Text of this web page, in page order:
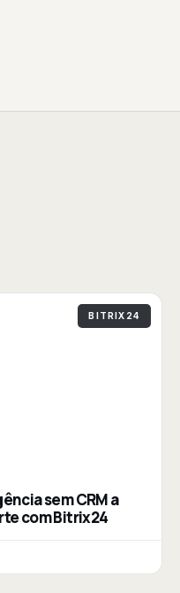
BITRIX24
sem CRM a
com Bitrix24